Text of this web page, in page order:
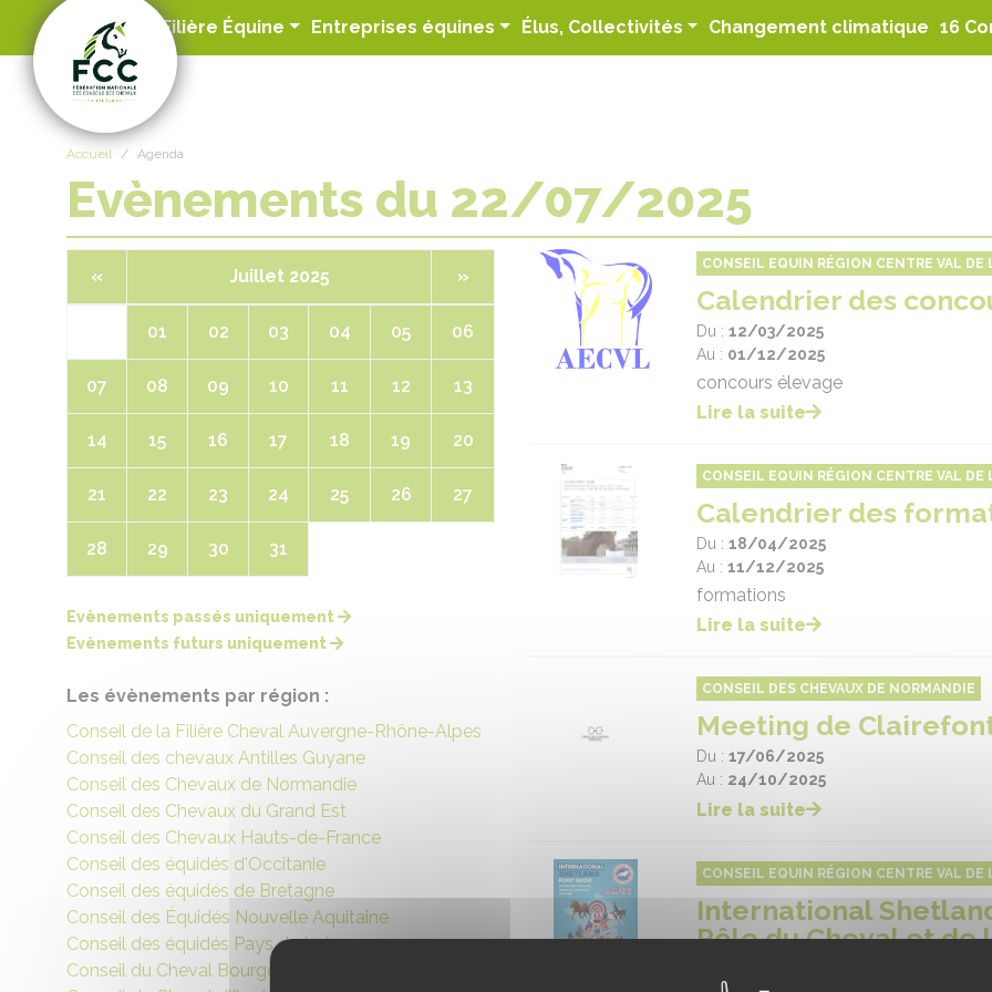
Filière Équine Entreprises équines Élus, Collectivités Changement climatique 16
Accueil Agenda
Evènements du 22/07/2025
« Juillet 2025 »
01 02 03 04 05 06
07 08 09 10 11 12 13
14 15 16 17 18 19 20
21 22 23 24 25 26 27
28 29 30 31
Evènements passés uniquement
Evènements futurs uniquement
Les évènements par région :
Conseil de la Filière Cheval Auvergne-Rhône-Alpes
Conseil des chevaux Antilles Guyane
Conseil des Chevaux de Normandie
Conseil des Chevaux du Grand Est
Conseil des Chevaux Hauts-de-France
Conseil des équidés d'Occitanie
Conseil des équidés de Bretagne
Conseil des Équidés Nouvelle Aquitaine
Conseil des équidés Pays de Loire
Conseil du Cheval Bourgogne Franche-Comté
CONSEIL EQUIN RÉGION CENTRE VAL DE
Calendrier des
Du : 12/03/2025
Au : 01/12/2025
concours élevage
Lire la suite
CONSEIL EQUIN RÉGION CENTRE VAL DE
Calendrier des
Du : 18/04/2025
Au : 11/12/2025
formations
Lire la suite
CONSEIL DES CHEVAUX DE NORMANDIE
Meeting de
Du : 17/06/2025
Au : 24/10/2025
Lire la suite
CONSEIL EQUIN RÉGION CENTRE VAL DE
International
Pôle du Cheval et de
Panneau de gestion des cookies